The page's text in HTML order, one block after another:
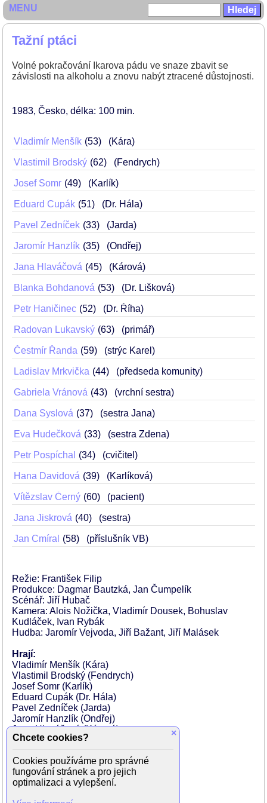
Tažní ptáci
Volné pokračování Ikarova pádu ve snaze zbavit se
závislosti na alkoholu a znovu nabýt ztracené důstojnosti.
1983 Česko délka: 100 min
Vladimír Menšík 53 (Kára)
Vlastimil Brodský 62 (Fendrych)
Josef Somr 49 (Karlík)
Eduard Cupák 51 (Dr. Hála)
Pavel Zedníček 33 (Jarda)
Jaromír Hanzlík 35 (Ondřej)
Jana Hlaváčová 45 (Kárová)
Blanka Bohdanová 53 (Dr. Lišková)
Petr Haničinec 52 (Dr. Říha)
Radovan Lukavský 63 (primář)
Čestmír Řanda 59 (strýc Karel)
Ladislav Mrkvička 44 (předseda komunity)
Gabriela Vránová 43 (vrchní sestra)
Dana Syslová 37 (sestra Jana)
Eva Hudečková 33 (sestra Zdena)
Petr Pospíchal 34 (cvičitel)
Hana Davidová 39 (Karlíková)
Vítězslav Černý 60 (pacient)
Jana Jiskrová 40 (sestra)
Jan Cmíral 58 (příslušník VB)
Režie: František Filip
Produkce: Dagmar Bautzká, Jan Čumpelík
Scénář: Jiří Hubač
Kamera: Alois Nožička, Vladimír Dousek, Bohuslav
Kudláček, Ivan Rybák
Hudba: Jaromír Vejvoda, Jiří Bažant, Jiří Malásek
Hrají:
Vladimír Menšík (Kára)
Vlastimil Brodský (Fendrych)
Josef Somr (Karlík)
Eduard Cupák (Dr. Hála)
Pavel Zedníček (Jarda)
Jaromír Hanzlík (Ondřej)
Jana Hlaváčová (Kárová)
Blanka Bohdanová (Dr. Lišková)
Radovan Lukavský (primář)
Čestmír Řanda (strýc Karel)
Hana Davidová (Karlíková)
MENU
×
Chcete cookies?
Cookies používáme pro správné
fungování stránek a pro jejich
optimalizaci a vylepšení.